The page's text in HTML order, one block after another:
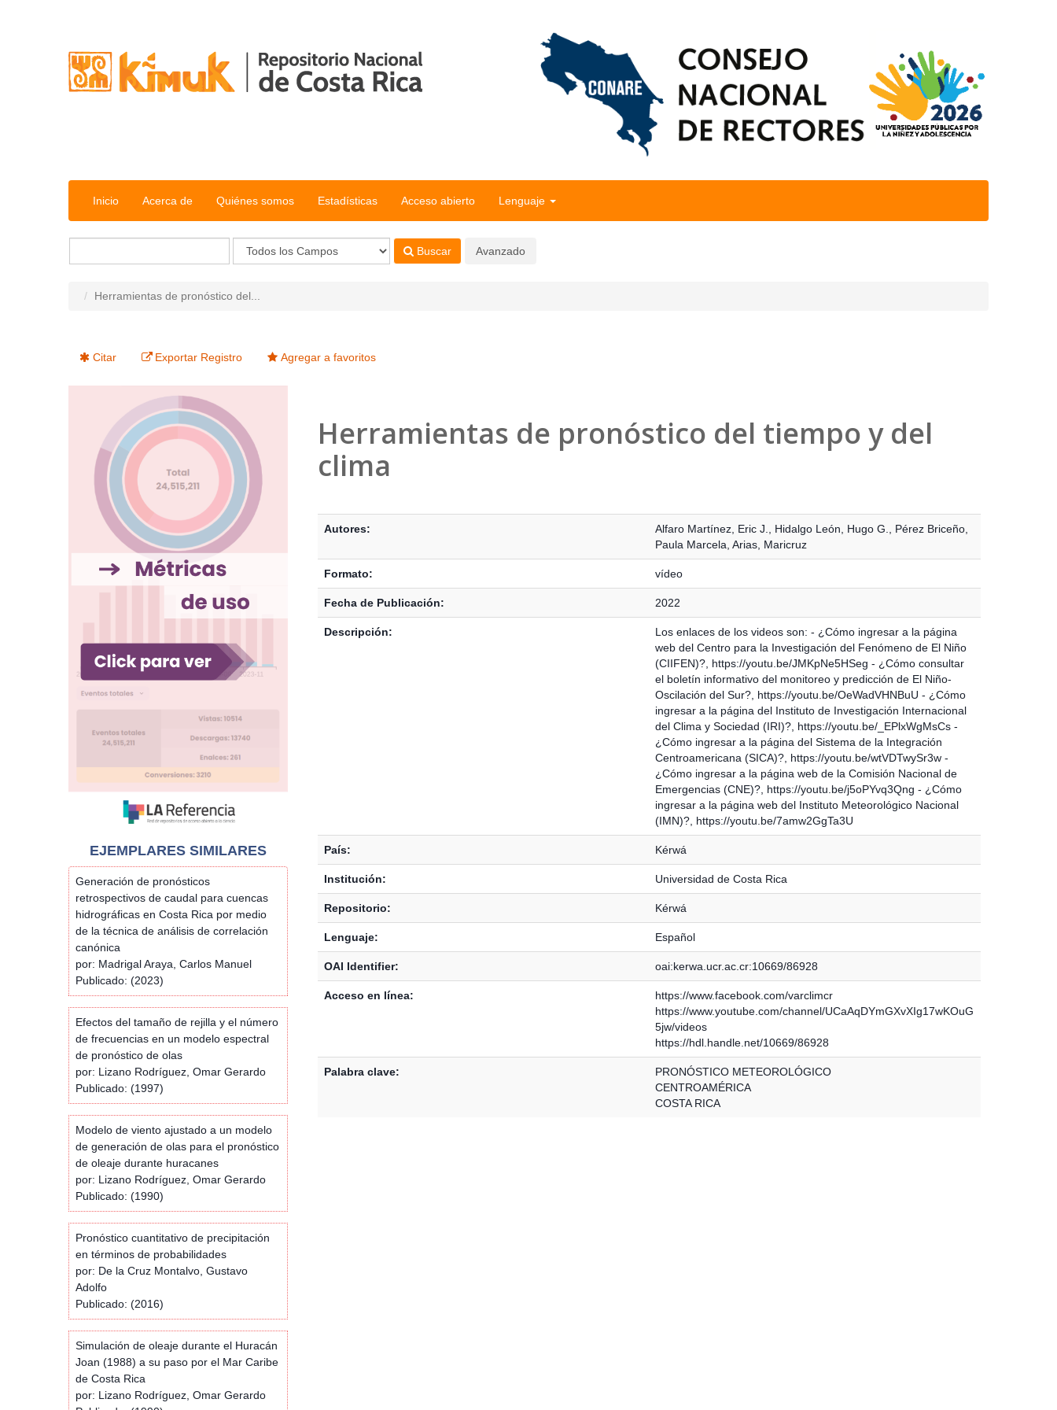
Inicio Acerca de Quiénes somos Estadísticas Acceso abierto Lenguaje
Buscar Avanzado
Herramientas de pronóstico del...
Citar Exportar Registro Agregar a favoritos
Herramientas de pronóstico del tiempo y del
clima
Autores: Alfaro Martínez, Eric J. Hidalgo León, Hugo G.
Pérez Briceño,
Paula Marcela Arias, Maricruz
Formato: vídeo
Fecha de Publicación: 2022
Descripción:
Los enlaces de los videos son: - ¿Cómo ingresar a la página
web del Centro para la Investigación del Fenómeno de El Niño
(CIIFEN)?, https://youtu.be/JMKpNe5HSeg - ¿Cómo consultar
el boletín informativo del monitoreo y predicción de El Niño-
Oscilación del Sur?, https://youtu.be/OeWadVHNBuU - ¿Cómo
ingresar a la página del Instituto de Investigación Internacional
del Clima y Sociedad (IRI)?, https://youtu.be/_EPlxWgMsCs -
¿Cómo ingresar a la página del Sistema de la Integración
Centroamericana (SICA)?, https://youtu.be/wtVDTwySr3w -
¿Cómo ingresar a la página web de la Comisión Nacional de
Emergencias (CNE)?, https://youtu.be/j5oPYvq3Qng - ¿Cómo
ingresar a la página web del Instituto Meteorológico Nacional
(IMN)?, https://youtu.be/7amw2GgTa3U
País: Kérwá
Institución: Universidad de Costa Rica
Repositorio: Kérwá
Lenguaje: Español
OAI Identifier: oai:kerwa.ucr.ac.cr:10669/86928
Acceso en línea:
https://www.facebook.com/varclimcr
https://www.youtube.com/channel/UCaAqDYmGXvXIg17wKOuG
5jw/videos
https://hdl.handle.net/10669/86928
Palabra clave:
PRONÓSTICO METEOROLÓGICO
CENTROAMÉRICA
COSTA RICA
EJEMPLARES SIMILARES
Generación de pronósticos
retrospectivos de caudal para cuencas
hidrográficas en Costa Rica por medio
de la técnica de análisis de correlación
canónica
por: Madrigal Araya, Carlos Manuel
Publicado: (2023)
Efectos del tamaño de rejilla y el número
de frecuencias en un modelo espectral
de pronóstico de olas
por: Lizano Rodríguez, Omar Gerardo
Publicado: (1997)
Modelo de viento ajustado a un modelo
de generación de olas para el pronóstico
de oleaje durante huracanes
por: Lizano Rodríguez, Omar Gerardo
Publicado: (1990)
Pronóstico cuantitativo de precipitación
en términos de probabilidades
por: De la Cruz Montalvo, Gustavo
Adolfo
Publicado: (2016)
Simulación de oleaje durante el Huracán
Joan (1988) a su paso por el Mar Caribe
de Costa Rica
por: Lizano Rodríguez, Omar Gerardo